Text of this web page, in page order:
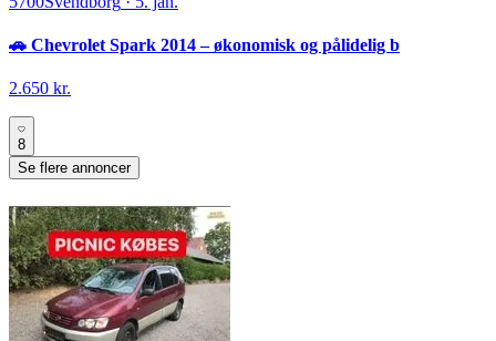
🚗 Chevrolet Spark 2014 – økonomisk og pålidelig b
2.650 kr.
8
Se flere annoncer